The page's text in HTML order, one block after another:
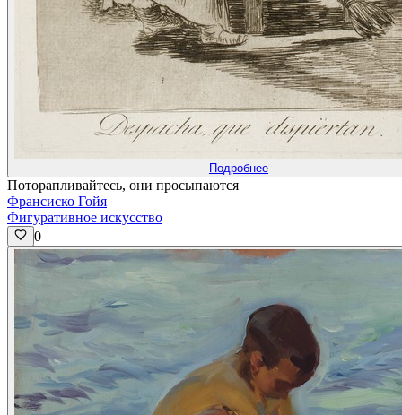
Подробнее
Поторапливайтесь, они просыпаются
Франсиско Гойя
Фигуративное искусство
0